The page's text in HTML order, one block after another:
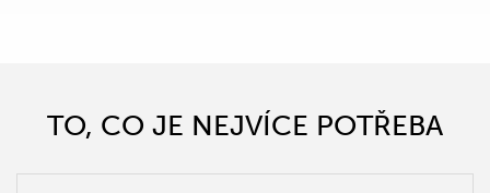
TO, CO JE NEJVÍCE POTŘEBA